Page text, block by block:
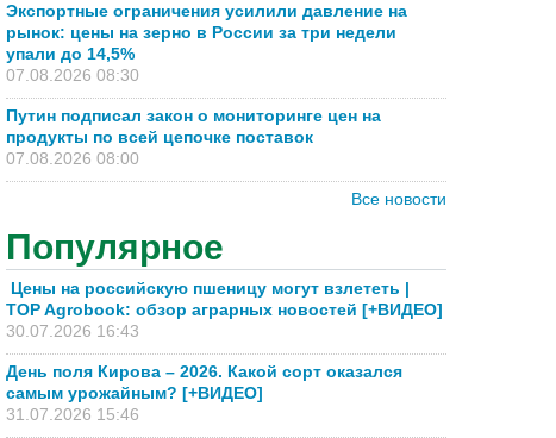
Экспортные ограничения усилили давление на
рынок: цены на зерно в России за три недели
упали до 14,5%
07.08.2026 08:30
Путин подписал закон о мониторинге цен на
продукты по всей цепочке поставок
07.08.2026 08:00
Все новости
Популярное
Цены на российскую пшеницу могут взлететь |
TOP Agrobook: обзор аграрных новостей [+ВИДЕО]
30.07.2026 16:43
День поля Кирова – 2026. Какой сорт оказался
самым урожайным? [+ВИДЕО]
31.07.2026 15:46